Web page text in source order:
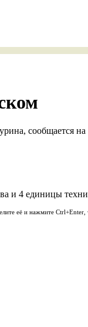
сообщается на
и 4 единицы
её и нажмите